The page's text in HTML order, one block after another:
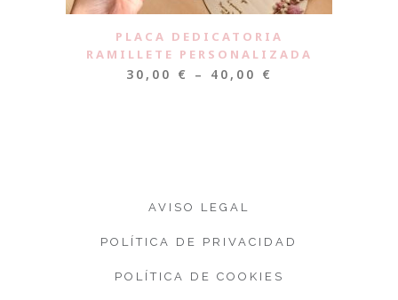
PLACA DEDICATORIA
RAMILLETE PERSONALIZADA
30,00 € – 40,00 €
AVISO LEGAL
POLÍTICA DE PRIVACIDAD
POLÍTICA DE COOKIES